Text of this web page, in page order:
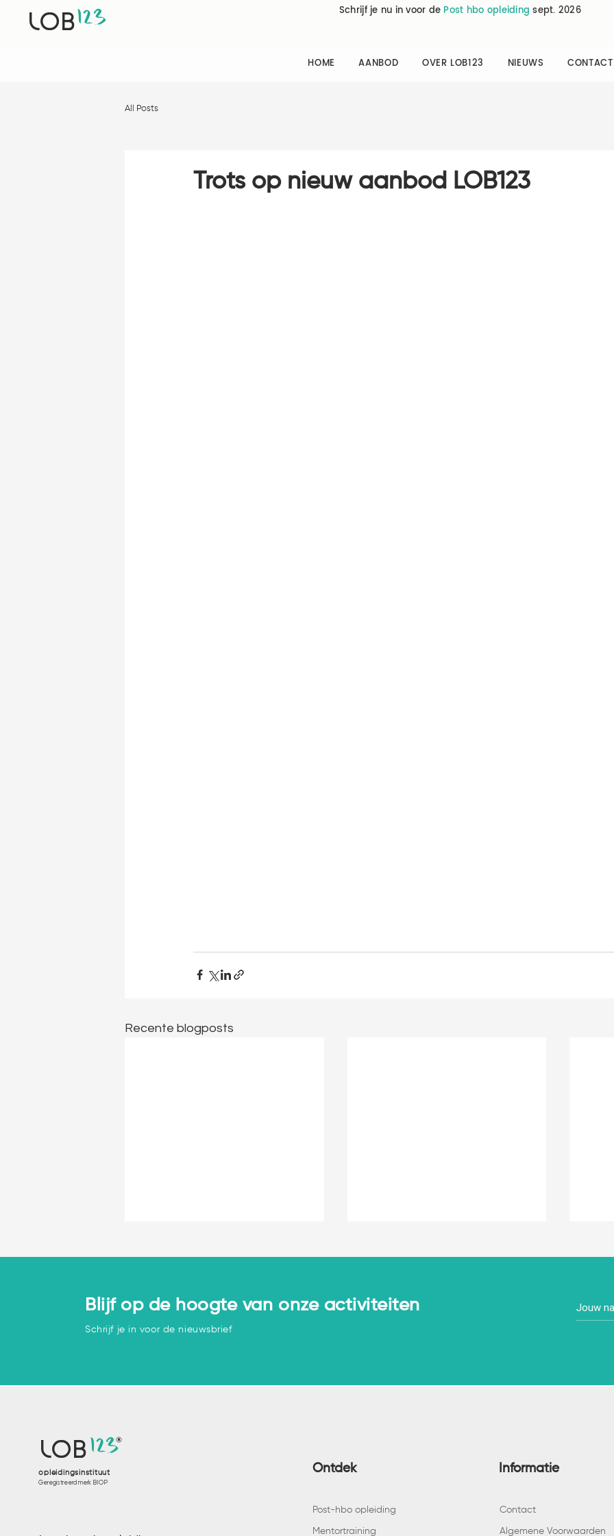
12
LOB 3 Schrijf je nu in voor de Post hbo opleiding sept. 2026
HOME AANBOD OVER LOB123 NIEUWS CONTACT
All Posts
Trots op nieuw aanbod LOB123
Recente blogposts
voortgezet onderwijs
Blijf op de hoogte van onze activiteiten
Schrijf je in voor de nieuwsbrief
12
LOB 3
opleidingsinstituut
Geregistreerd merk BIOP
Ontdek
Post-hbo opleiding
Mentortraining
Informatie
Contact
Algemene Voorwaarden